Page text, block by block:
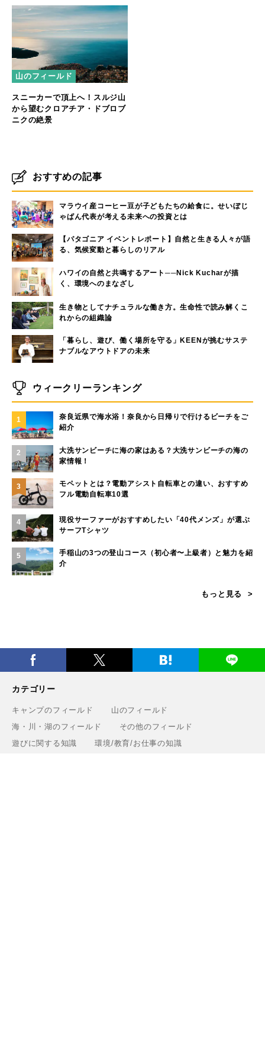
山のフィールド
スニーカーで頂上へ！スルジ山
から望むクロアチア・ドブロブ
ニクの絶景
おすすめの記事
マラウイ産コーヒー豆が子どもたちの給食に。せいぼじ
ゃぱん代表が考える未来への投資とは
【パタゴニア イベントレポート】自然と生きる人々が語
る、気候変動と暮らしのリアル
ハワイの自然と共鳴するアート──Nick Kucharが描
く、環境へのまなざし
生き物としてナチュラルな働き方。生命性で読み解くこ
れからの組織論
「暮らし、遊び、働く場所を守る」KEENが挑むサステ
ナブルなアウトドアの未来
ウィークリーランキング
1
奈良近県で海水浴！奈良から日帰りで行けるビーチをご
紹介
2
大洗サンビーチに海の家はある？大洗サンビーチの海の
家情報！
3
モペットとは？電動アシスト自転車との違い、おすすめ
フル電動自転車10選
4
現役サーファーがおすすめしたい「40代メンズ」が選ぶ
サーフTシャツ
5
手稲山の3つの登山コース（初心者〜上級者）と魅力を紹
介
もっと見る
カテゴリー
キャンプのフィールド
山のフィールド
海・川・湖のフィールド
その他のフィールド
遊びに関する知識
環境/教育/お仕事の知識